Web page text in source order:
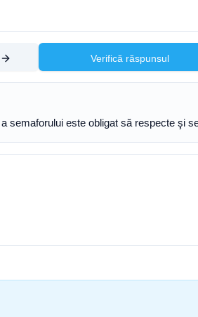
Verifică răspunsul
este obligat să respecte şi